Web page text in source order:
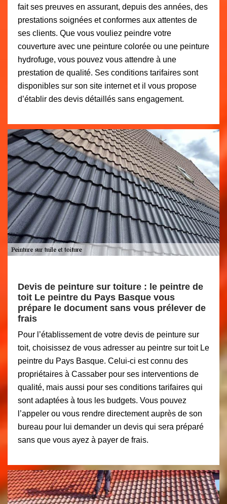
fait ses preuves en assurant, depuis des années, des
prestations soignées et conformes aux attentes de
ses clients. Que vous vouliez peindre votre
couverture avec une peinture colorée ou une peinture
hydrofuge, vous pouvez vous attendre à une
prestation de qualité. Ses conditions tarifaires sont
disponibles sur son site internet et il vous propose
d’établir des devis détaillés sans engagement.
Devis de peinture sur toiture : le peintre de
toit Le peintre du Pays Basque vous
prépare le document sans vous prélever de
frais
Pour l’établissement de votre devis de peinture sur
toit, choisissez de vous adresser au peintre sur toit Le
peintre du Pays Basque. Celui-ci est connu des
propriétaires à Cassaber pour ses interventions de
qualité, mais aussi pour ses conditions tarifaires qui
sont adaptées à tous les budgets. Vous pouvez
l’appeler ou vous rendre directement auprès de son
bureau pour lui demander un devis qui sera préparé
sans que vous ayez à payer de frais.